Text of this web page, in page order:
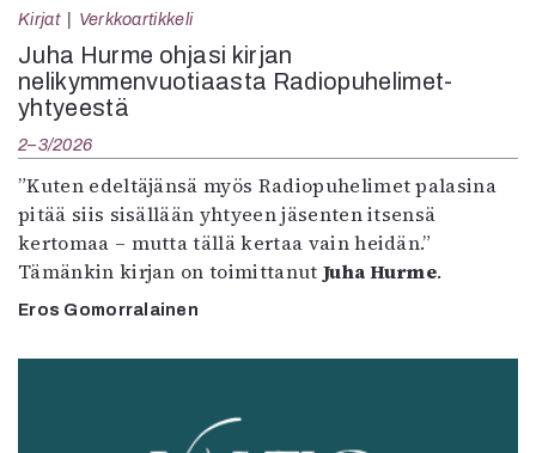
Kirjat Verkkoartikkeli
Juha Hurme ohjasi kirjan
nelikymmenvuotiaasta Radiopuhelimet-
yhtyeestä
2–3/2026
”Kuten edeltäjänsä myös Radiopuhelimet palasina
pitää siis sisällään yhtyeen jäsenten itsensä
kertomaa – mutta tällä kertaa vain heidän.”
Tämänkin kirjan on toimittanut Juha Hurme.
Eros Gomorralainen